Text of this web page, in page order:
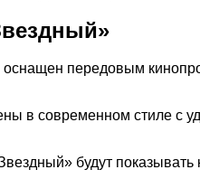
оснащен передовым
в современном стиле с
будут